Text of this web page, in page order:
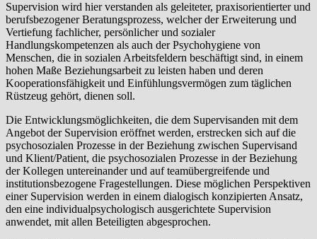
Supervision wird hier verstanden als geleiteter, praxisorientierter und
berufsbezogener Beratungsprozess, welcher der Erweiterung und
Vertie­fung fachlicher, persönlicher und sozialer
Handlungskompetenzen als auch der Psychohygiene von
Menschen, die in sozialen Arbeitsfeldern beschäf­tigt sind, in einem
hohen Maße Beziehungsarbeit zu leisten haben und deren
Kooperationsfähigkeit und Einfühlungsvermögen zum täglichen
Rüstzeug gehört, dienen soll.
Die Entwicklungsmöglichkeiten, die dem Supervisanden mit dem
Angebot der Supervision eröffnet werden, erstrecken sich auf die
psychosozialen Prozesse in der Beziehung zwischen Supervisand
und Klient/Patient, die psychosozialen Prozesse in der Beziehung
der Kollegen untereinander und auf teamübergreifende und
institutionsbezogene Fragestellungen. Diese möglichen Perspektiven
einer Supervision werden in einem dialogisch konzipierten Ansatz,
den eine individualpsychologisch ausgerichtete Supervision
anwendet, mit allen Beteiligten abgesprochen.